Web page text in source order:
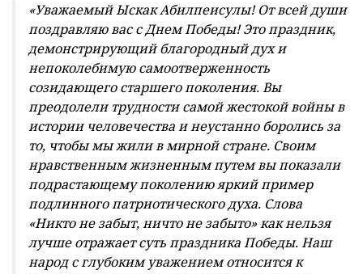
«Уважаемый Ыскак Абилпеисулы! От всей души
поздравляю вас с Днем Победы! Это праздник,
демонстрирующий благородный дух и
непоколебимую самоотверженность
созидающего старшего поколения. Вы
преодолели трудности самой жестокой войны в
истории человечества и неустанно боролись за
то, чтобы мы жили в мирной стране. Своим
нравственным жизненным путем вы показали
подрастающему поколению яркий пример
подлинного патриотического духа. Cлова
«Никто не забыт, ничто не забыто» как нельзя
лучше отражает суть праздника Победы. Наш
народ с глубоким уважением относится к